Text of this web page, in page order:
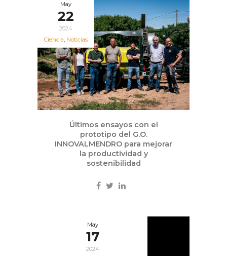
May
22
2024
Ciencia, Noticias
Últimos ensayos con el
prototipo del G.O.
INNOVALMENDRO para mejorar
la productividad y
sostenibilidad
May
17
2024